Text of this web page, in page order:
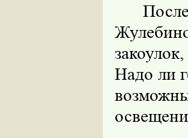
Надо ли